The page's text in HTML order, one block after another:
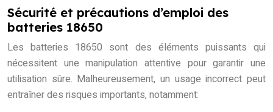
Sécurité et précautions d’emploi des
batteries 18650
Les batteries 18650 sont des éléments puissants qui
nécessitent une manipulation attentive pour garantir une
utilisation sûre. Malheureusement, un usage incorrect peut
entraîner des risques importants, notamment: